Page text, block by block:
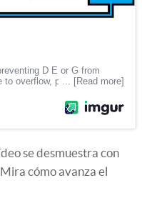
se desmuestra con
cómo avanza el